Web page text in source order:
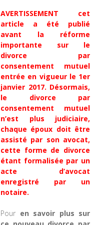
AVERTISSEMENT cet
article a été publié
avant la réforme
importante sur le
divorce par
consentement mutuel
entrée en vigueur le 1er
janvier 2017. Désormais,
le divorce par
consentement mutuel
n’est plus judiciaire,
chaque époux doit être
assisté par son avocat,
cette forme de divorce
étant formalisée par un
acte d’avocat
enregistré par un
notaire.
Pour en savoir plus sur